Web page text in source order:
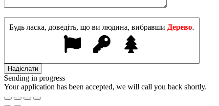
Будь ласка, доведіть, що ви людина, вибравши Дерево.
Sending in progress
Your application has been accepted, we will call you back shortly.